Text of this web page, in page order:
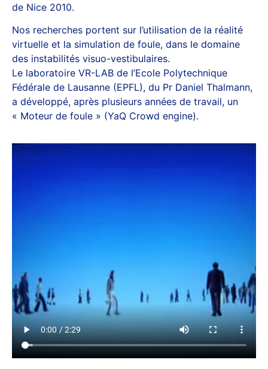
de Nice 2010.
Nos recherches portent sur l’utilisation de la réalité
virtuelle et la simulation de foule, dans le domaine
des instabilités visuo-vestibulaires.
Le laboratoire VR-LAB de l’Ecole Polytechnique
Fédérale de Lausanne (EPFL), du Pr Daniel Thalmann,
a développé, après plusieurs années de travail, un
« Moteur de foule » (YaQ Crowd engine).